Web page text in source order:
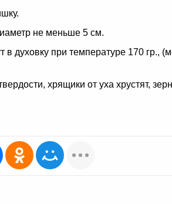
не меньше 5 см.
при температуре 170 гр.,
хрящики от уха хрустят,